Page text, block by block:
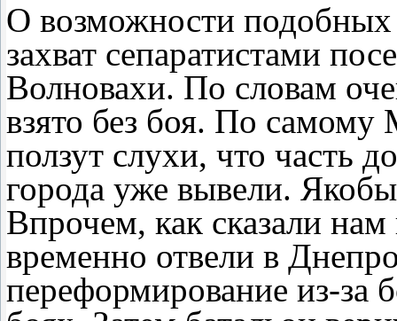
О возможности подобных
захват сепаратистами
Волновахи. По словам
взято без боя. По
ползут слухи, что часть
города уже вывели. Якобы
Впрочем, как сказали
временно отвели в
переформирование из-за